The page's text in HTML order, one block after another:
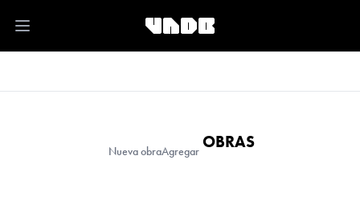
Open main menu
Nueva obraAgregar OBRAS